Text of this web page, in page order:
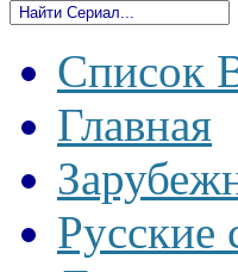
Список
Главная
Русские